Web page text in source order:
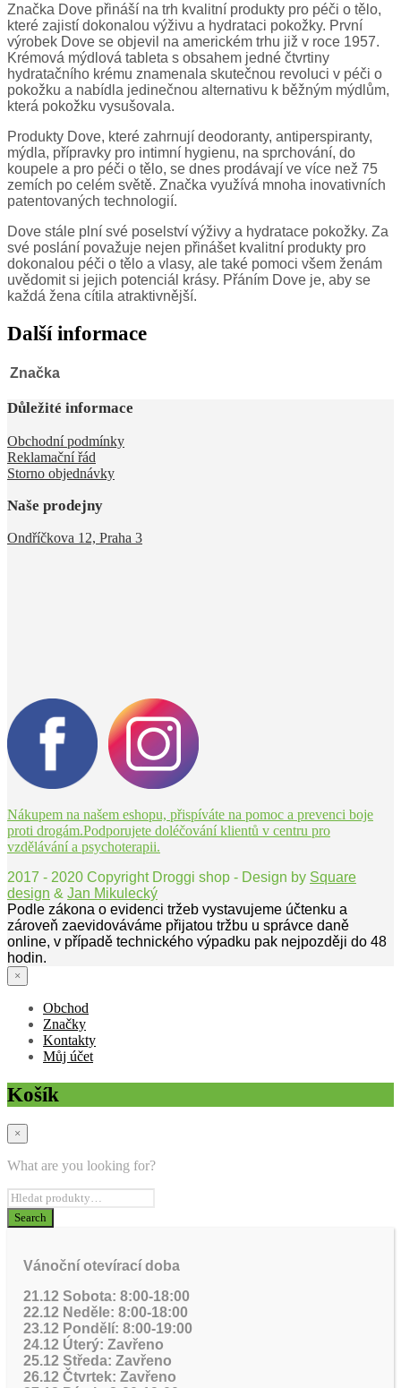
Značka Dove přináší na trh kvalitní produkty pro péči o tělo,
které zajistí dokonalou výživu a hydrataci pokožky. První
výrobek Dove se objevil na americkém trhu již v roce 1957.
Krémová mýdlová tableta s obsahem jedné čtvrtiny
hydratačního krému znamenala skutečnou revoluci v péči o
pokožku a nabídla jedinečnou alternativu k běžným mýdlům,
která pokožku vysušovala.
Produkty Dove, které zahrnují deodoranty, antiperspiranty,
mýdla, přípravky pro intimní hygienu, na sprchování, do
koupele a pro péči o tělo, se dnes prodávají ve více než 75
zemích po celém světě. Značka využívá mnoha inovativních
patentovaných technologií.
Dove stále plní své poselství výživy a hydratace pokožky. Za
své poslání považuje nejen přinášet kvalitní produkty pro
dokonalou péči o tělo a vlasy, ale také pomoci všem ženám
uvědomit si jejich potenciál krásy. Přáním Dove je, aby se
každá žena cítila atraktivnější.
Další informace
Značka
Důležité informace
Obchodní podmínky
Reklamační řád
Storno objednávky
Naše prodejny
Ondříčkova 12, Praha 3
Nákupem na našem eshopu, přispíváte na pomoc a prevenci boje
proti drogám.Podporujete doléčování klientů v centru pro
vzdělávání a psychoterapii.
2017 - 2020 Copyright Droggi shop - Design by Square
design & Jan Mikulecký
Podle zákona o evidenci tržeb vystavujeme účtenku a
zároveň zaevidováváme přijatou tržbu u správce daně
online, v případě technického výpadku pak nejpozději do 48
hodin.
×
Obchod
Značky
Kontakty
Můj účet
Košík
×
What are you looking for?
Vánoční otevírací doba
21.12 Sobota: 8:00-18:00
22.12 Neděle: 8:00-18:00
23.12 Pondělí: 8:00-19:00
24.12 Úterý: Zavřeno
25.12 Středa: Zavřeno
26.12 Čtvrtek: Zavřeno